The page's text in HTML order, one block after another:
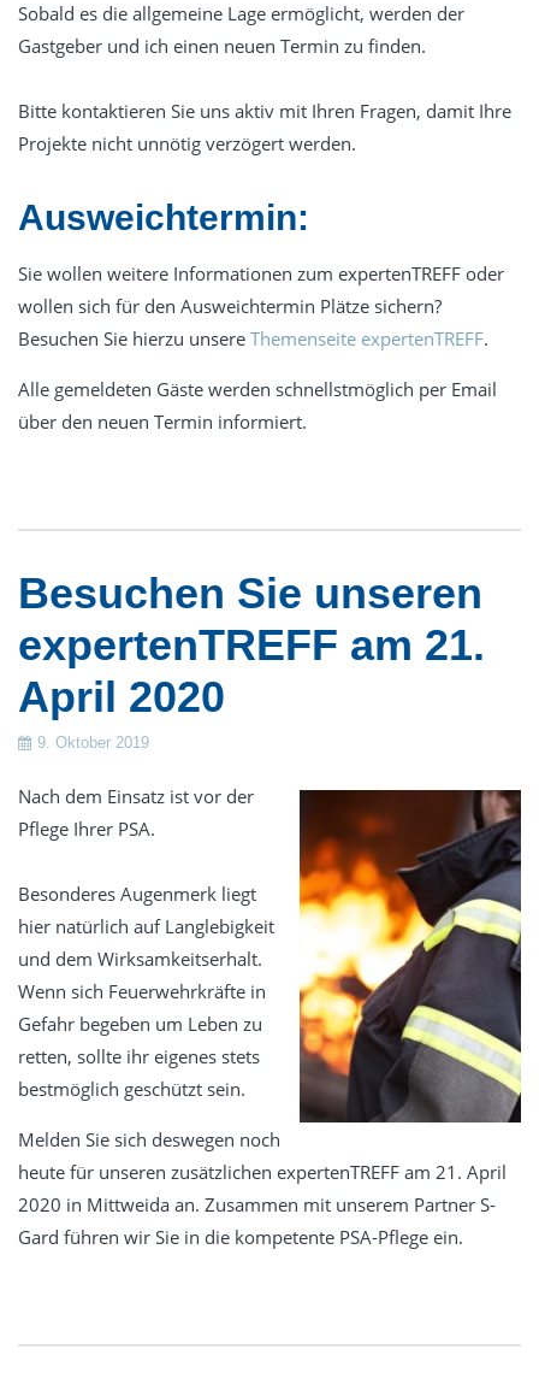
Sobald es die allgemeine Lage ermöglicht, werden der
Gastgeber und ich einen neuen Termin zu finden.
Bitte kontaktieren Sie uns aktiv mit Ihren Fragen, damit Ihre
Projekte nicht unnötig verzögert werden.
Ausweichtermin:
Sie wollen weitere Informationen zum expertenTREFF oder
wollen sich für den Ausweichtermin Plätze sichern?
Besuchen Sie hierzu unsere Themenseite expertenTREFF.
Alle gemeldeten Gäste werden schnellstmöglich per Email
über den neuen Termin informiert.
Besuchen Sie unseren
expertenTREFF am 21.
April 2020
9. Oktober 2019
Nach dem Einsatz ist vor der
Pflege Ihrer PSA.
Besonderes Augenmerk liegt
hier natürlich auf Langlebigkeit
und dem Wirksamkeitserhalt.
Wenn sich Feuerwehrkräfte in
Gefahr begeben um Leben zu
retten, sollte ihr eigenes stets
bestmöglich geschützt sein.
Melden Sie sich deswegen noch
heute für unseren zusätzlichen expertenTREFF am 21. April
2020 in Mittweida an. Zusammen mit unserem Partner S-
Gard führen wir Sie in die kompetente PSA-Pflege ein.